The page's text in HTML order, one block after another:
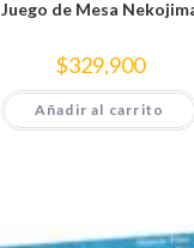
Juego de Mesa
$329,900
Añadir al carrito